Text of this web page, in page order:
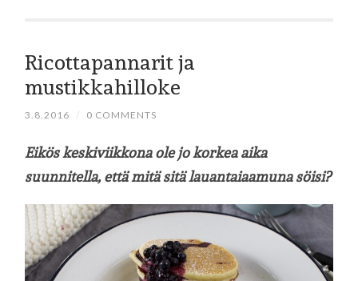
Ricottapannarit ja
mustikkahilloke
3.8.2016 / 0 COMMENTS
Eikös keskiviikkona ole jo korkea aika
suunnitella, että mitä sitä lauantaiaamuna söisi?